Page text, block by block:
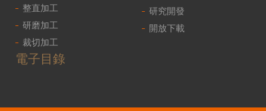
整直加工
研磨加工
裁切加工
電子目錄
研究開發
開放下載